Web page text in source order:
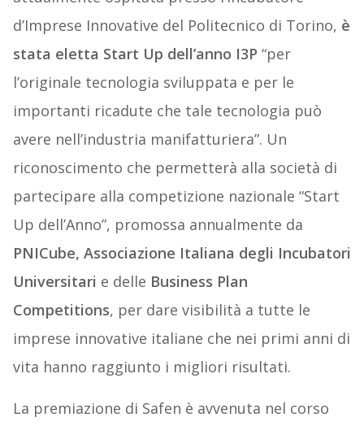
d’Imprese Innovative del Politecnico di Torino, è
stata eletta Start Up dell’anno I3P “per
l’originale tecnologia sviluppata e per le
importanti ricadute che tale tecnologia può
avere nell’industria manifatturiera”. Un
riconoscimento che permetterà alla società di
partecipare alla competizione nazionale “Start
Up dell’Anno”, promossa annualmente da
PNICube, Associazione Italiana degli Incubatori
Universitari e delle Business Plan
Competitions, per dare visibilità a tutte le
imprese innovative italiane che nei primi anni di
vita hanno raggiunto i migliori risultati.
La premiazione di Safen è avvenuta nel corso